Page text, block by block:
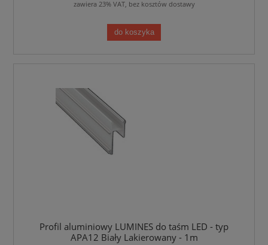
zawiera 23% VAT, bez kosztów dostawy
do koszyka
Profil aluminiowy LUMINES do taśm LED - typ
APA12 Biały Lakierowany - 1m